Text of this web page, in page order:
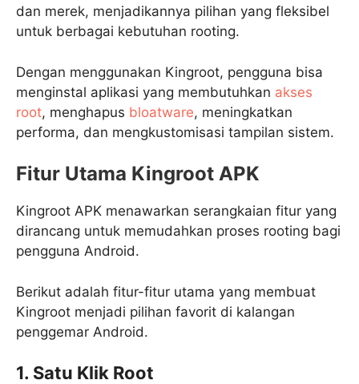
dan merek, menjadikannya pilihan yang fleksibel
untuk berbagai kebutuhan rooting.
Dengan menggunakan Kingroot, pengguna bisa
menginstal aplikasi yang membutuhkan akses
root, menghapus bloatware, meningkatkan
performa, dan mengkustomisasi tampilan sistem.
Fitur Utama Kingroot APK
Kingroot APK menawarkan serangkaian fitur yang
dirancang untuk memudahkan proses rooting bagi
pengguna Android.
Berikut adalah fitur-fitur utama yang membuat
Kingroot menjadi pilihan favorit di kalangan
penggemar Android.
1. Satu Klik Root